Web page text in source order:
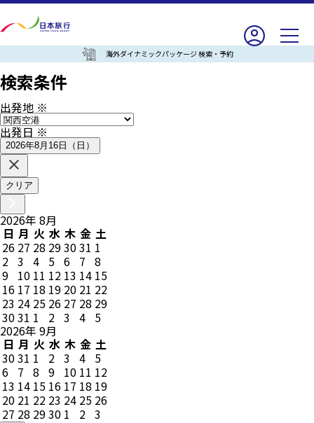
海外ダイナミックパッケージ 検索・予約
検索条件
出発地 ※
出発日※
2026年8月16日（日）
クリア
2026年 8月
日 月 火 水 木 金 土
26 27 28 293031 1
2 3 4 5 6 7 8
9 10 11 12 13 14 15
16 17 18 19 20 21 22
23 24 25 26 27 28 29
3031 1 2 3 4 5
2026年 9月
日 月 火 水 木 金 土
3031 1 2 3 4 5
6 7 8 9 10 11 12
13 14 15 16 17 18 19
20 21 22 23 24 25 26
27 28 2930 1 2 3